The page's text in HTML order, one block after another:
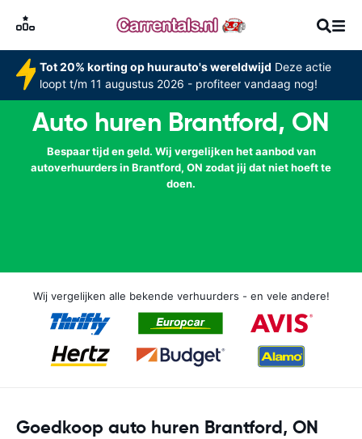
Tot 20% korting op huurauto's wereldwijd Deze actie
loopt t/m 11 augustus 2026 - profiteer vandaag nog!
Auto huren Brantford, ON
Bespaar tijd en geld. Wij vergelijken het aanbod van
autoverhuurders in Brantford, ON zodat jij dat niet hoeft te
doen.
Wij vergelijken alle bekende verhuurders - en vele andere!
Goedkoop auto huren Brantford, ON